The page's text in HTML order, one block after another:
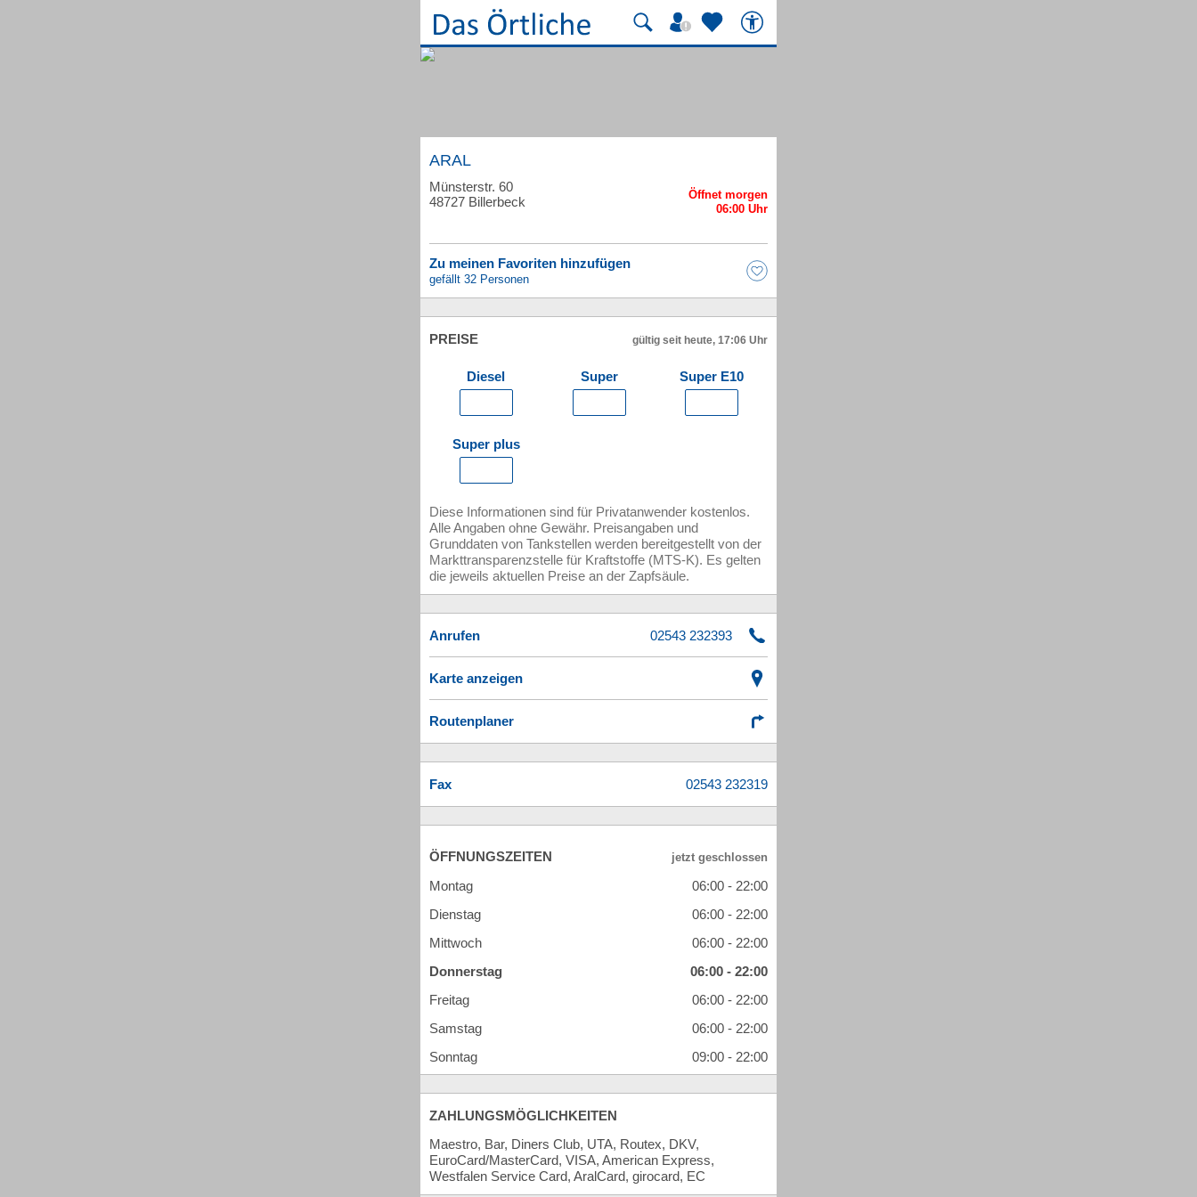
ARAL
Münsterstr. 60
48727 Billerbeck
Zu meinen Favoriten hinzufügen
gefällt 32 Personen
PREISE gültig seit heute, 17:06 Uhr
Diesel Super Super E10
Super plus
Diese Informationen sind für Privatanwender kostenlos.
Alle Angaben ohne Gewähr. Preisangaben und
Grunddaten von Tankstellen werden bereitgestellt von der
Markttransparenzstelle für Kraftstoffe (MTS-K). Es gelten
die jeweils aktuellen Preise an der Zapfsäule.
Anrufen
Karte anzeigen
Routenplaner
Fax
ÖFFNUNGSZEITEN
Montag
06:00 - 22:00
Dienstag
06:00 - 22:00
Mittwoch
06:00 - 22:00
Donnerstag
06:00 - 22:00
Freitag
06:00 - 22:00
Samstag
06:00 - 22:00
Sonntag
09:00 - 22:00
ZAHLUNGSMÖGLICHKEITEN
Maestro, Bar, Diners Club, UTA, Routex, DKV,
EuroCard/MasterCard, VISA, American Express,
Westfalen Service Card, AralCard, girocard, EC